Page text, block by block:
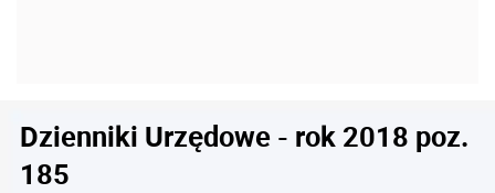
Dzienniki Urzędowe - rok 2018 poz.
185